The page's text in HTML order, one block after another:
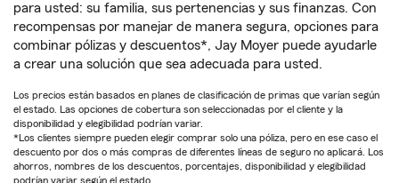
para usted: su familia, sus pertenencias y sus finanzas. Con
recompensas por manejar de manera segura, opciones para
combinar pólizas y descuentos*, Jay Moyer puede ayudarle
a crear una solución que sea adecuada para usted.
Los precios están basados en planes de clasificación de primas que varían según
el estado. Las opciones de cobertura son seleccionadas por el cliente y la
disponibilidad y elegibilidad podrían variar.
*Los clientes siempre pueden elegir comprar solo una póliza, pero en ese caso el
descuento por dos o más compras de diferentes líneas de seguro no aplicará. Los
ahorros, nombres de los descuentos, porcentajes, disponibilidad y elegibilidad
podrían variar según el estado.